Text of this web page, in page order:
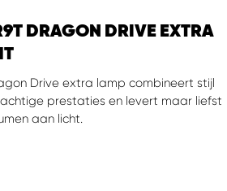
DRAGON DRIVE EXTRA
Drive extra lamp combineert stijl
prestaties en levert maar liefst
aan licht.